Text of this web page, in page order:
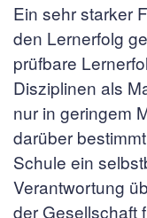
Ein sehr starker
den Lernerfolg
prüfbare
Disziplinen als
nur in geringem
darüber
Schule ein
Verantwortung
der Gesellschaft